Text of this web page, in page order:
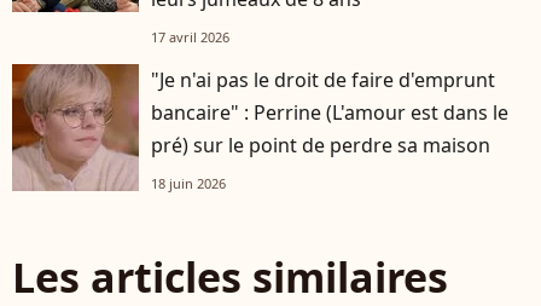
17 avril 2026
"Je n'ai pas le droit de faire d'emprunt
bancaire" : Perrine (L'amour est dans le
pré) sur le point de perdre sa maison
18 juin 2026
Les articles similaires